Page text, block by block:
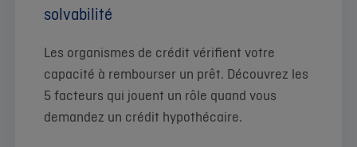
solvabilité
Les organismes de crédit vérifient votre
capacité à rembourser un prêt. Découvrez les
5 facteurs qui jouent un rôle quand vous
demandez un crédit hypothécaire.